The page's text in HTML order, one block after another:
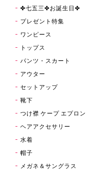
✤七五三✤お誕生日✤
プレゼント特集
ワンピース
トップス
パンツ・スカート
アウター
セットアップ
靴下
つけ襟 ケープ エプロン
ヘアアクセサリー
水着
帽子
メガネ＆サングラス